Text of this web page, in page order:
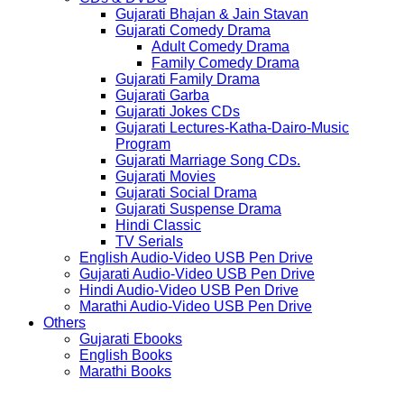
Gujarati Bhajan & Jain Stavan
Gujarati Comedy Drama
Adult Comedy Drama
Family Comedy Drama
Gujarati Family Drama
Gujarati Garba
Gujarati Jokes CDs
Gujarati Lectures-Katha-Dairo-Music
Program
Gujarati Marriage Song CDs.
Gujarati Movies
Gujarati Social Drama
Gujarati Suspense Drama
Hindi Classic
TV Serials
English Audio-Video USB Pen Drive
Gujarati Audio-Video USB Pen Drive
Hindi Audio-Video USB Pen Drive
Marathi Audio-Video USB Pen Drive
Others
Gujarati Ebooks
English Books
Marathi Books